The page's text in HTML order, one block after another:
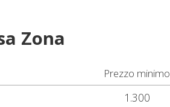
Zona
Prezzo minimo
1.300